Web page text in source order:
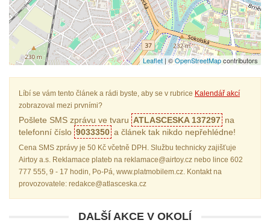
Leaflet | ©OpenStreetMapcontributors
Líbí se vám tento článek a rádi byste, aby se v rubrice Kalendář akcí
zobrazoval mezi prvními?
Pošlete SMS zprávu ve tvaru ATLASCESKA 137297 na
telefonní číslo 9033350 a článek tak nikdo nepřehlédne!
Cena SMS zprávy je 50 Kč včetně DPH. Službu technicky zajišťuje
Airtoy a.s. Reklamace plateb na reklamace@airtoy.cz nebo lince 602
777 555, 9 - 17 hodin, Po-Pá, www.platmobilem.cz. Kontakt na
provozovatele: redakce@atlasceska.cz
DALŠÍ AKCE V OKOLÍ